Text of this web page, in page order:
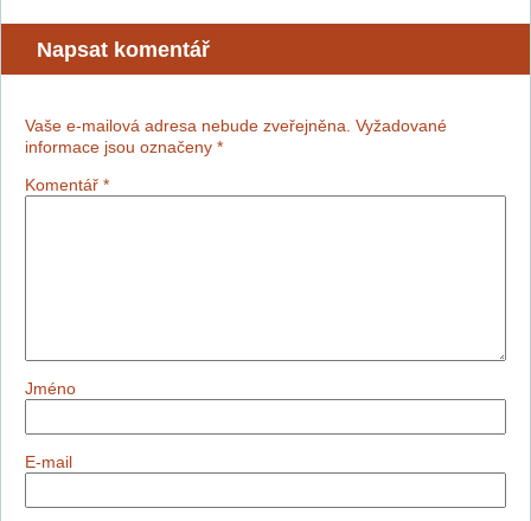
Napsat komentář
Vaše e-mailová adresa nebude zveřejněna. Vyžadované
informace jsou označeny *
Komentář *
Jméno
E-mail